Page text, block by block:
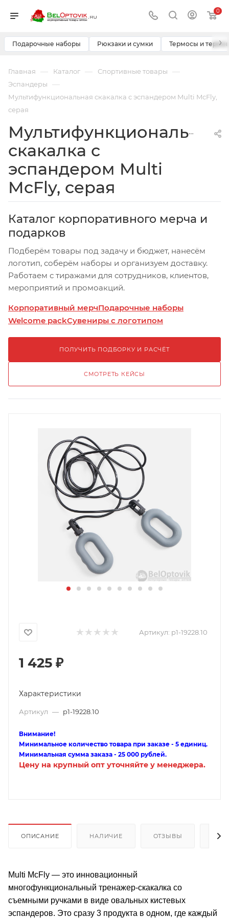
0
Подарочные наборы Рюкзаки и сумки Термосы и ›
Главная — Каталог — Спортивные товары —
Эспандеры —
Мультифункциональная скакалка с эспандером Multi McFly,
серая
Мультифункциональная
скакалка с
эспандером Multi
McFly, серая
Каталог корпоративного мерча и
подарков
Подберём товары под задачу и бюджет, нанесём
логотип, соберём наборы и организуем доставку.
Работаем с тиражами для сотрудников, клиентов,
мероприятий и промоакций.
Корпоративный мерчПодарочные наборы
Welcome packСувениры с логотипом
ПОЛУЧИТЬ ПОДБОРКУ И РАСЧЁТ
СМОТРЕТЬ КЕЙСЫ
Артикул: p1-19228.10
1 425 ₽
Характеристики
Артикул — p1-19228.10
Внимание!
Минимальное количество товара при заказе - 5 единиц.
Минимальная сумма заказа - 25 000 рублей.
Цену на крупный опт уточняйте у менеджера.
ОПИСАНИЕ НАЛИЧИЕ ОТЗЫВЫ
Multi McFly — это инновационный
многофункциональный тренажер-скакалка со
съемными ручками в виде овальных кистевых
эспандеров. Это сразу 3 продукта в одном, где каждый